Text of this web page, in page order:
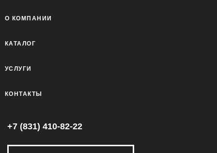
О КОМПАНИИ
КАТАЛОГ
УСЛУГИ
КОНТАКТЫ
+7 (831) 410-82-22